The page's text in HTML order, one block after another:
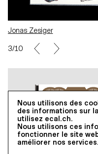
5/10
Nous utilisons des
des informations sur
utilisez ecal.ch.
Nous utilisons ces
fonctionner le site
améliorer nos services.